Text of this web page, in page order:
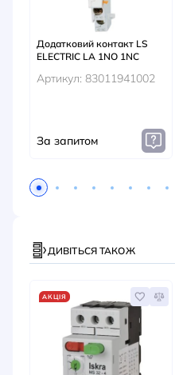
Додатковий контакт LS
ELECTRIC LA 1NO 1NC
Артикул: 83011941002
За запитом
ДИВІТЬСЯ ТАКОЖ
АКЦІЯ